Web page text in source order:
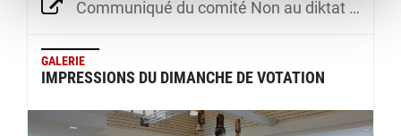
Communiqué du comité Non au diktat de l’UE
GALERIE
IMPRESSIONS DU DIMANCHE DE VOTATION